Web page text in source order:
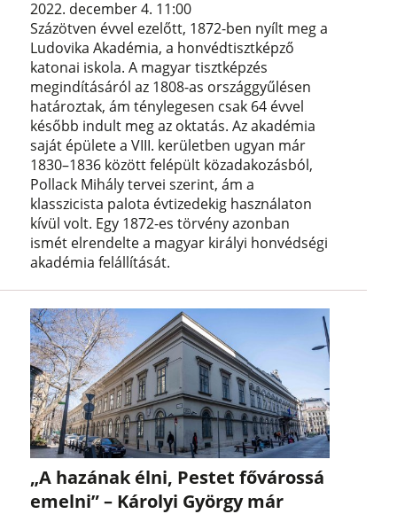
2022. december 4. 11:00
Százötven évvel ezelőtt, 1872-ben nyílt meg a
Ludovika Akadémia, a honvédtisztképző
katonai iskola. A magyar tisztképzés
megindításáról az 1808-as országgyűlésen
határoztak, ám ténylegesen csak 64 évvel
később indult meg az oktatás. Az akadémia
saját épülete a VIII. kerületben ugyan már
1830–1836 között felépült közadakozásból,
Pollack Mihály tervei szerint, ám a
klasszicista palota évtizedekig használaton
kívül volt. Egy 1872-es törvény azonban
ismét elrendelte a magyar királyi honvédségi
akadémia felállítását.
„A hazának élni, Pestet fővárossá
emelni” – Károlyi György már